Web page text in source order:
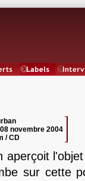
08 novembre 2004
/ CD
aperçoit
sur cette